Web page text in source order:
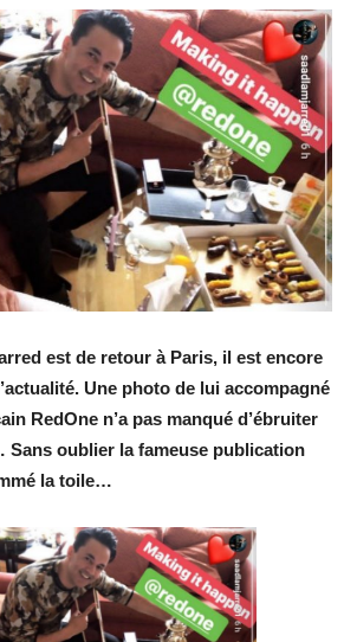
est de retour à Paris, il est encore
Une photo de lui accompagné
RedOne n’a pas manqué d’ébruiter
Sans oublier la fameuse publication
la toile…